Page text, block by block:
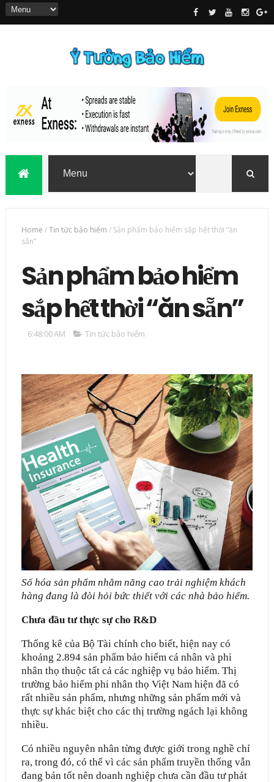
Home /Tin tức bảo hiểm / Sản phẩm bảo hiểm sắp hết thời “ăn
sẵn”
Sản phẩm bảo hiểm
sắp hết thời “ăn sẵn”
6:48:00 AM Tin tức bảo hiểm
Số hóa sản phẩm nhằm năng cao trải nghiệm khách
hàng đang là đòi hỏi bức thiết với các nhà bảo hiểm.
Chưa đầu tư thực sự cho R&D
Thống kê của Bộ Tài chính cho biết, hiện nay có
khoảng 2.894 sản phẩm bảo hiểm cá nhân và phi
nhân thọ thuộc tất cả các nghiệp vụ bảo hiểm. Thị
trường bảo hiểm phi nhân thọ Việt Nam hiện đã có
rất nhiều sản phẩm, nhưng những sản phẩm mới và
thực sự khác biệt cho các thị trường ngách lại không
nhiều.
Có nhiều nguyên nhân từng được giới trong nghề chỉ
ra, trong đó, có thể vì các sản phẩm truyền thống vẫn
đang bán tốt nên doanh nghiệp chưa cần đầu tư phát